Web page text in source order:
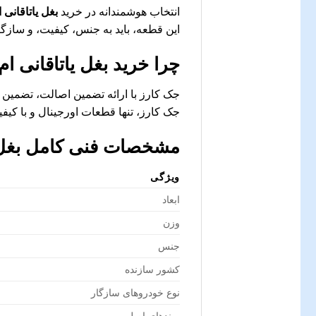
انتخاب هوشمندانه در خرید بغل یاتاقانی
این قطعه، باید به جنس، کیفیت، و
چرا خرید بغل یاتاقانی ام
جک کارز با ارائه تضمین اصالت،
جک کارز، تنها قطعات اورجینال و با
مشخصات فنی کامل
ویژگی
ابعاد
وزن
جنس
کشور سازنده
نوع خودروهای سازگار